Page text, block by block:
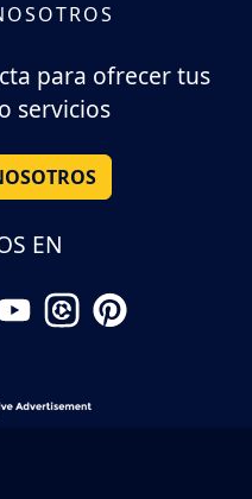
para ofrecer tus
servicios
EN